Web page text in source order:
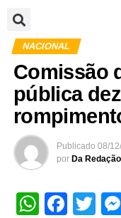
NACIONAL
Comissão
pública
Publicado 08/
por Da Redação